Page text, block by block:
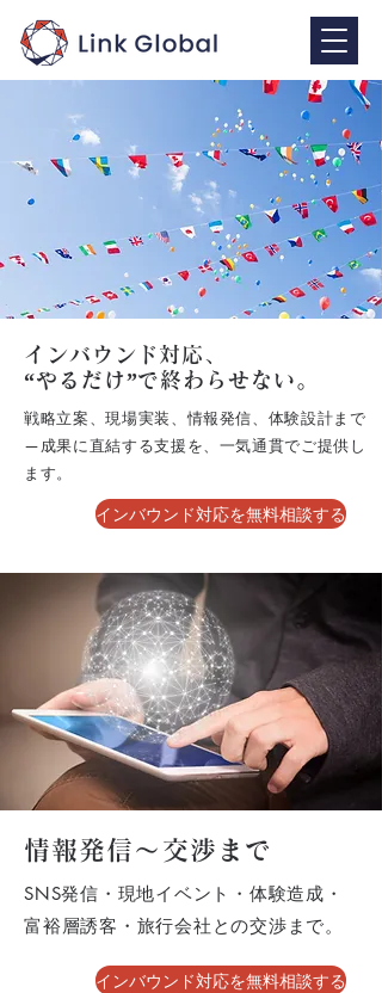
インバウンド対応、
“やるだけ”で終わらせない。
戦略立案、現場実装、情報発信、体験設計まで
—成果に直結する支援を、一気通貫でご提供し
ます。
インバウンド対応を無料相談する
情報発信～交渉まで
SNS発信・現地イベント・体験造成・
富裕層誘客・旅行会社との交渉まで。
インバウンド対応を無料相談する